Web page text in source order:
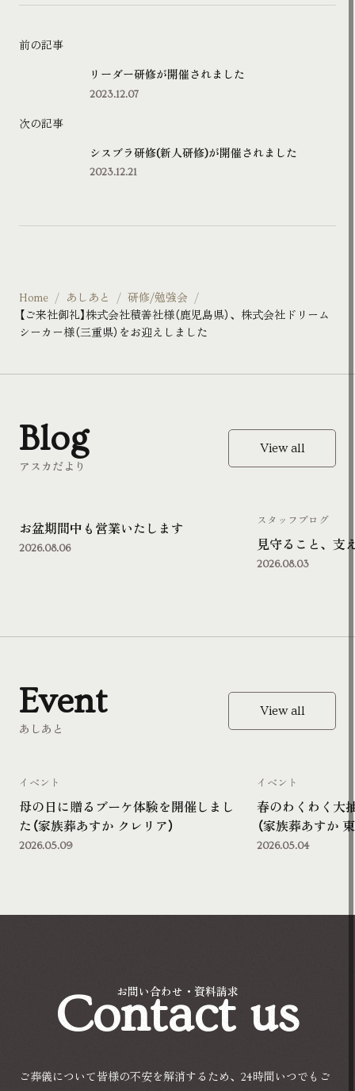
前の記事
リーダー研修が開催されました
2023.12.07
次の記事
シスブラ研修(新人研修)が開催されました
2023.12.21
Home あしあと
研修/勉強会
【ご来社御礼】株式会社積善社様（鹿児島県）、株式会社ドリーム
シーカー様（三重県）をお迎えしました
アスカだより
Blog View all
お盆期間中も営業いたします
2026.08.06 見守ること、支
スタッフブログ
2026.08.03
あしあと
Event View all
母の日に贈るブーケ体験を開催しまし
た（家族葬あすか クレリア）
イベント
2026.05.09
春のわくわく大
（家族葬あすか
イベント
2026.05.04
お問い合わせ・資料請求
Contact us
ご葬儀について皆様の不安を解消するため、24時間いつでもご